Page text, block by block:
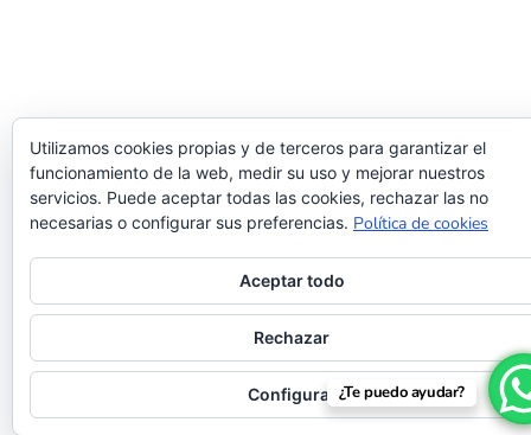
¿Te puedo ayudar?
Utilizamos cookies propias y de terceros para garantizar el
funcionamiento de la web, medir su uso y mejorar nuestros
servicios. Puede aceptar todas las cookies, rechazar las no
necesarias o configurar sus preferencias. Política de cookies
Aceptar todo
Rechazar
Configurar